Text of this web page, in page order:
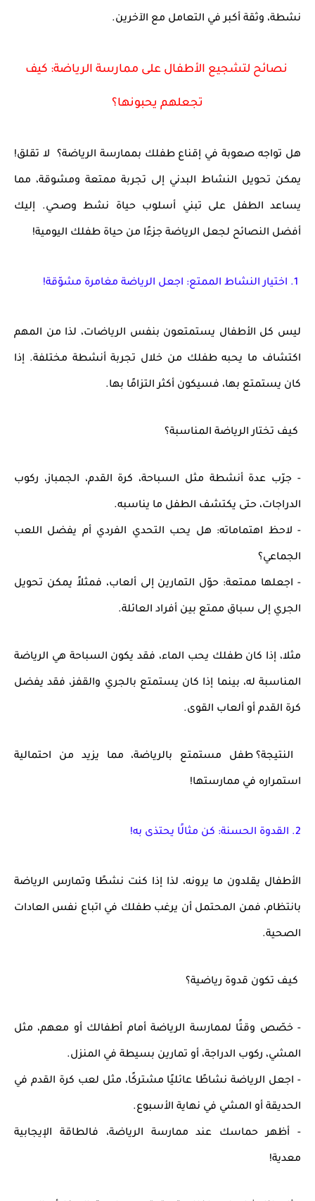
نشطة، وثقة أكبر في التعامل مع الآخرين.
نصائح لتشجيع الأطفال على ممارسة الرياضة: كيف
تجعلهم يحبونها؟
هل تواجه صعوبة في إقناع طفلك بممارسة الرياضة؟ لا تقلق!
يمكن تحويل النشاط البدني إلى تجربة ممتعة ومشوقة، مما
يساعد الطفل على تبني أسلوب حياة نشط وصحي. إليك
أفضل النصائح لجعل الرياضة جزءًا من حياة طفلك اليومية!
ليس كل الأطفال يستمتعون بنفس الرياضات، لذا من المهم
اكتشاف ما يحبه طفلك من خلال تجربة أنشطة مختلفة. إذا
كان يستمتع بها، فسيكون أكثر التزامًا بها.
كيف تختار الرياضة المناسبة؟
- جرّب عدة أنشطة مثل السباحة، كرة القدم، الجمباز، ركوب
الدراجات، حتى يكتشف الطفل ما يناسبه.
- لاحظ اهتماماته: هل يحب التحدي الفردي أم يفضل اللعب
الجماعي؟
- اجعلها ممتعة: حوّل التمارين إلى ألعاب، فمثلاً يمكن تحويل
الجري إلى سباق ممتع بين أفراد العائلة.
مثلا، إذا كان طفلك يحب الماء، فقد يكون السباحة هي الرياضة
المناسبة له، بينما إذا كان يستمتع بالجري والقفز، فقد يفضل
كرة القدم أو ألعاب القوى.
النتيجة؟طفل مستمتع بالرياضة، مما يزيد من احتمالية
استمراره في ممارستها!
2. القدوة الحسنة: كن مثالًا يحتذى به!
الأطفال يقلدون ما يرونه، لذا إذا كنت نشطًا وتمارس الرياضة
بانتظام، فمن المحتمل أن يرغب طفلك في اتباع نفس العادات
الصحية.
كيف تكون قدوة رياضية؟
- خصّص وقتًا لممارسة الرياضة أمام أطفالك أو معهم، مثل
المشي، ركوب الدراجة، أو تمارين بسيطة في المنزل.
- اجعل الرياضة نشاطًا عائليًا مشتركًا، مثل لعب كرة القدم في
الحديقة أو المشي في نهاية الأسبوع.
- أظهر حماسك عند ممارسة الرياضة، فالطاقة الإيجابية
معدية!